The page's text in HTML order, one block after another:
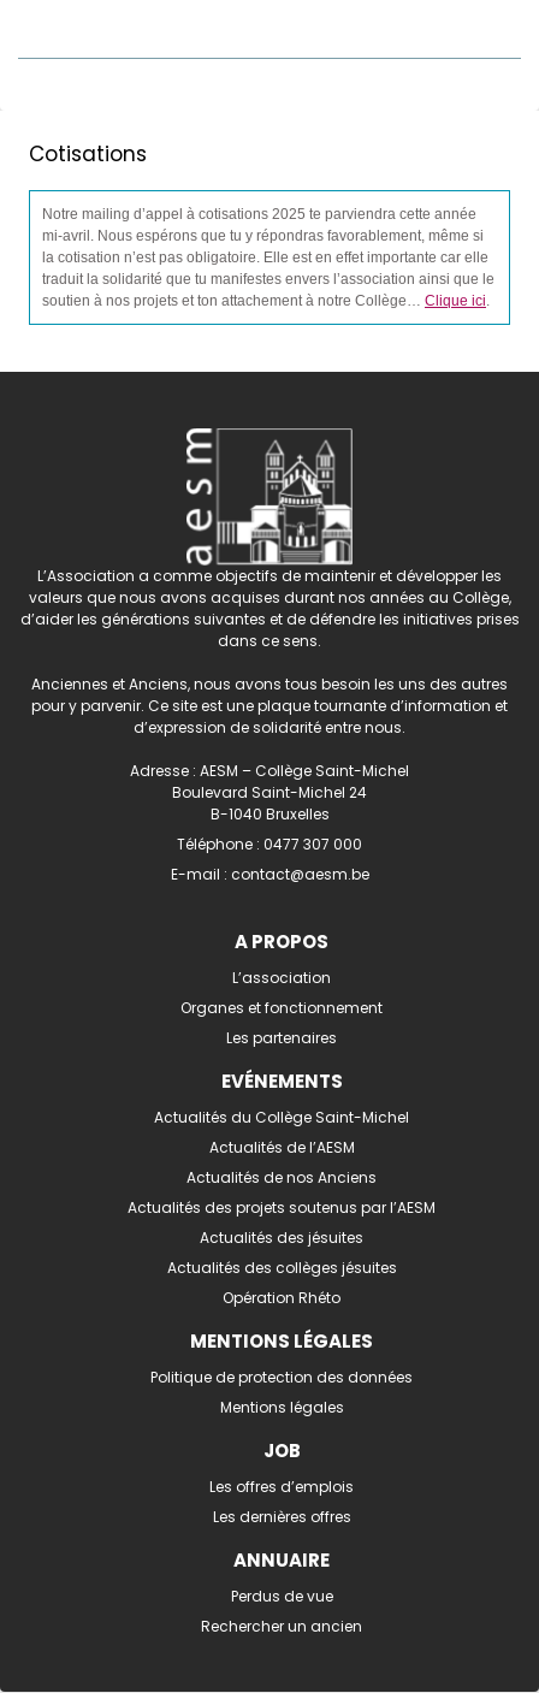
Cotisations
Notre mailing d’appel à cotisations 2025 te parviendra cette année
mi-avril. Nous espérons que tu y répondras favorablement, même si
la cotisation n’est pas obligatoire. Elle est en effet importante car elle
traduit la solidarité que tu manifestes envers l’association ainsi que le
soutien à nos projets et ton attachement à notre Collège… Clique ici.
L’Association a comme objectifs de maintenir et développer les
valeurs que nous avons acquises durant nos années au Collège,
d’aider les générations suivantes et de défendre les initiatives prises
dans ce sens.
Anciennes et Anciens, nous avons tous besoin les uns des autres
pour y parvenir. Ce site est une plaque tournante d’information et
d’expression de solidarité entre nous.
Adresse : AESM – Collège Saint-Michel
Boulevard Saint-Michel 24
B-1040 Bruxelles
Téléphone : 0477 307 000
E-mail : contact@aesm.be
A PROPOS
L’association
Organes et fonctionnement
Les partenaires
EVÉNEMENTS
Actualités du Collège Saint-Michel
Actualités de l’AESM
Actualités de nos Anciens
Actualités des projets soutenus par l’AESM
Actualités des jésuites
Actualités des collèges jésuites
Opération Rhéto
MENTIONS LÉGALES
Politique de protection des données
Mentions légales
JOB
Les offres d’emplois
Les dernières offres
ANNUAIRE
Perdus de vue
Rechercher un ancien